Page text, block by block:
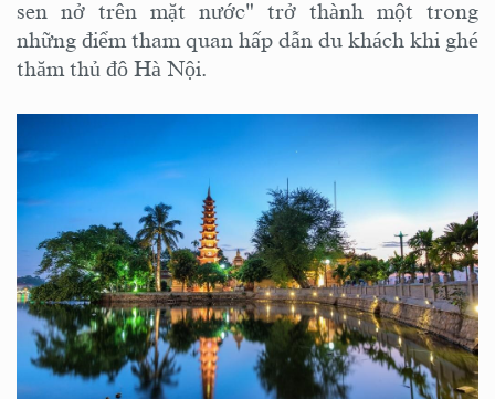
sen nở trên mặt nước" trở thành một trong
những điểm tham quan hấp dẫn du khách khi ghé
thăm thủ đô Hà Nội.